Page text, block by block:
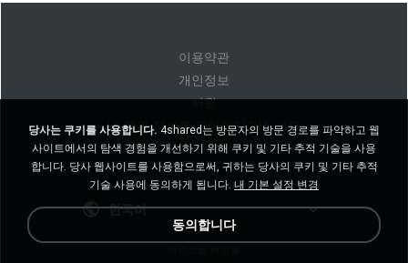
이용약관
개인정보
지원
내 개인 정보를 판매하지 마십시오
내 개인 정보를 공유하지 마십시오
한국어
당사는 쿠키를 사용합니다. 4shared는 방문자의 방문 경로를 파악하고 웹
사이트에서의 탐색 경험을 개선하기 위해 쿠키 및 기타 추적 기술을 사용
합니다. 당사 웹사이트를 사용함으로써, 귀하는 당사의 쿠키 및 기타 추적
기술 사용에 동의하게 됩니다. 내 기본 설정 변경
동의합니다